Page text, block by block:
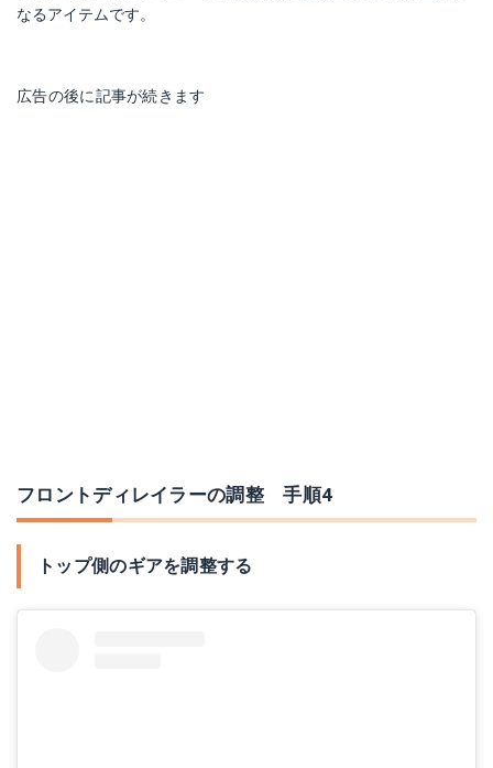
なるアイテムです。
広告の後に記事が続きます
フロントディレイラーの調整 手順4
トップ側のギアを調整する